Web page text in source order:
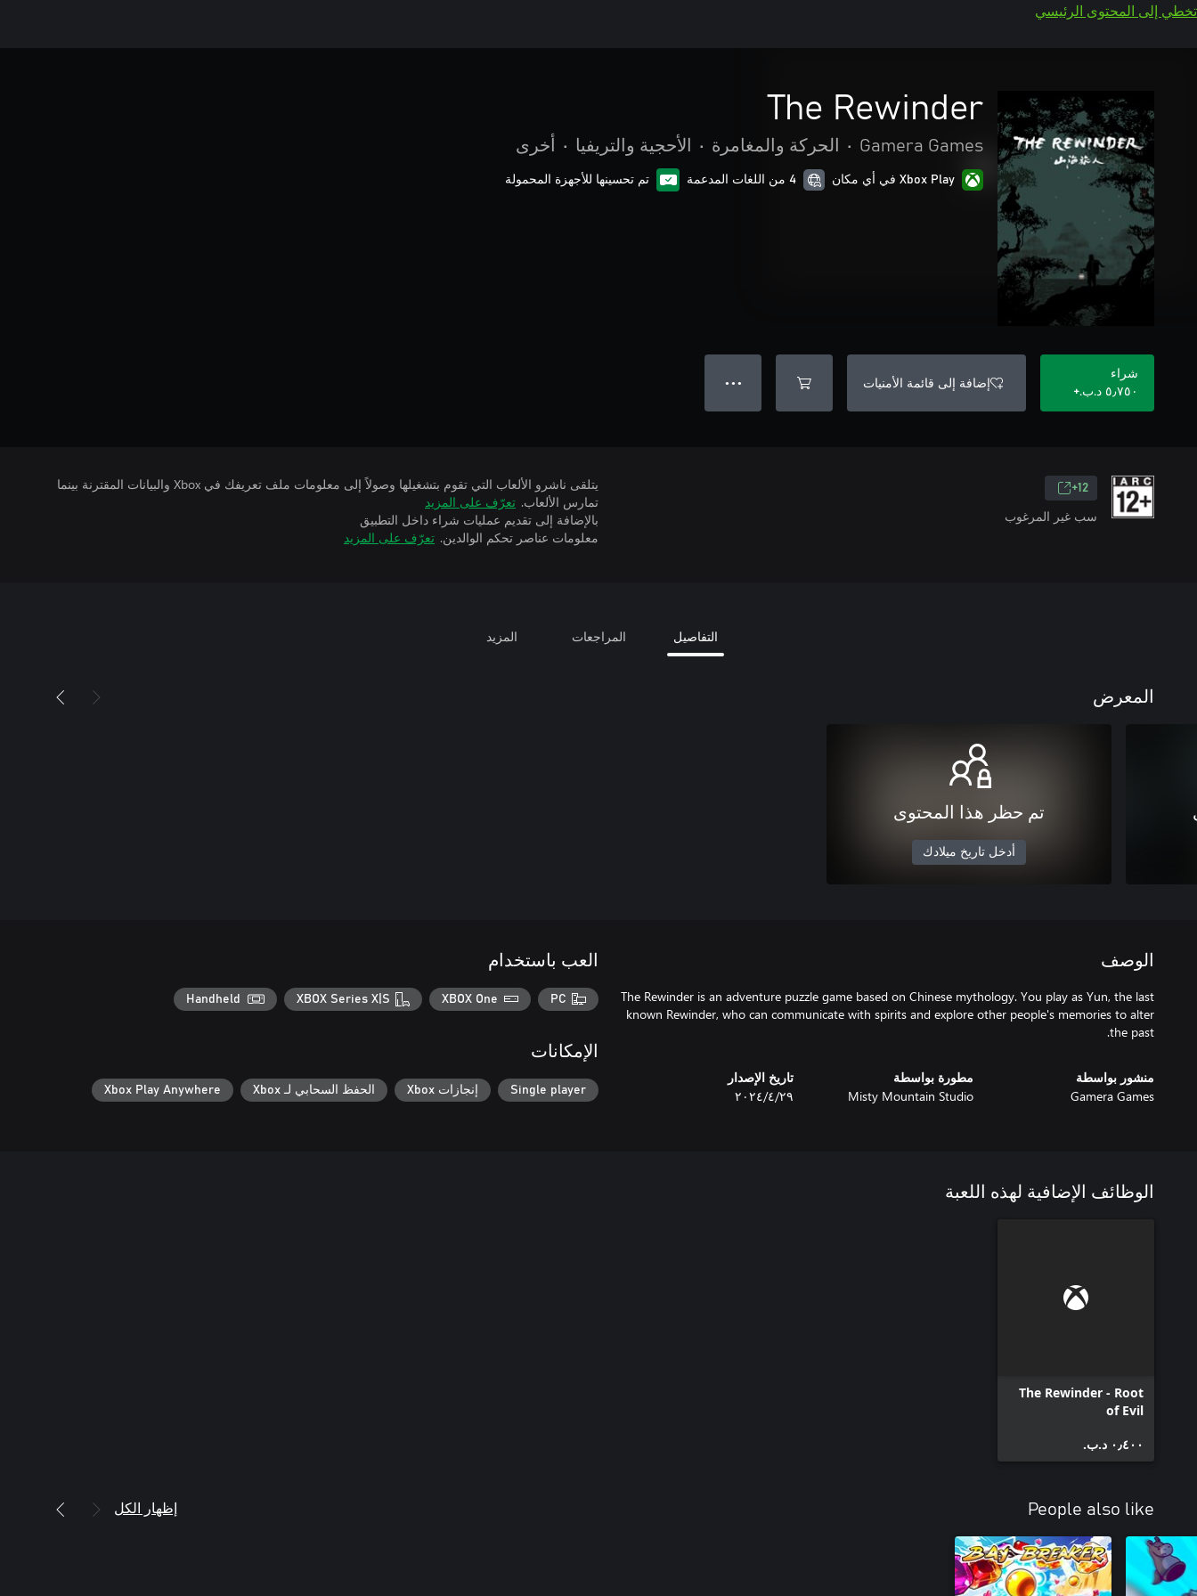
تخطي إلى المحتوى الرئيسي
The Rewinder
Gamera Games
• الحركة والمغامرة • الأحجية والتريفيا • أخرى
Xbox Play في أي مكان 4 من اللغات المدعمة تم تحسينها للأجهزة المحمولة
شراء
٥٫٧٥٠ د.ب.‏+
إضافة إلى قائمة الأمنيات ● ● ●
12+
سب غير المرغوب
يتلقى ناشرو الألعاب التي تقوم بتشغيلها وصولاً إلى معلومات ملف تعريفك في Xbox والبيانات المقترنة بينما
تمارس الألعاب. تعرّف على المزيد
بالإضافة إلى تقديم عمليات شراء داخل التطبيق
معلومات عناصر تحكم الوالدين. تعرّف على المزيد
التفاصيل المراجعات المزيد
المعرض
تم حظر هذا المحتوى
أدخل تاريخ ميلادك
الوصف
The Rewinder is an adventure puzzle game based on Chinese mythology. You play as Yun, the last
known Rewinder, who can communicate with spirits and explore other people's memories to alter
the past.
منشور بواسطة
Gamera Games
مطورة بواسطة
Misty Mountain Studio
تاريخ الإصدار
٢٩‏/٤‏/٢٠٢٤
العب باستخدام
PC
XBOX One
XBOX Series X|S
Handheld
الإمكانات
Single player إنجازات Xbox الحفظ السحابي لـ Xbox Xbox Play Anywhere
الوظائف الإضافية لهذه اللعبة
The Rewinder - Root
of Evil
٠٫٤٠٠ د.ب.‏
People also like إظهار الكل